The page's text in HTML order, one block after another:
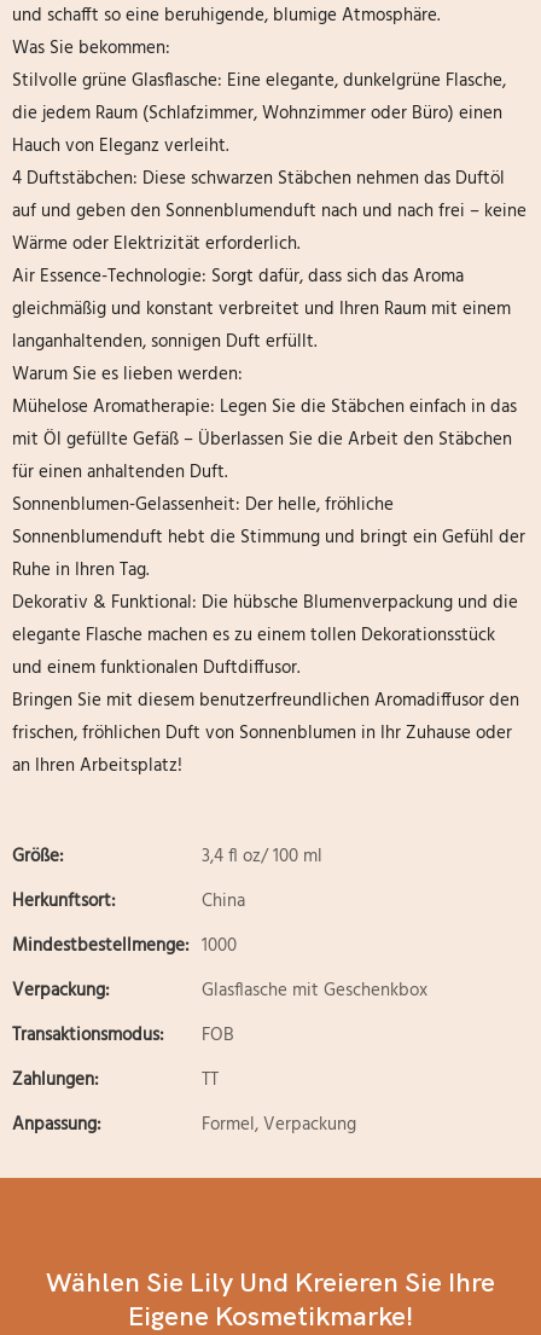
und schafft so eine beruhigende, blumige Atmosphäre.
Was Sie bekommen:
Stilvolle grüne Glasflasche: Eine elegante, dunkelgrüne Flasche,
die jedem Raum (Schlafzimmer, Wohnzimmer oder Büro) einen
Hauch von Eleganz verleiht.
4 Duftstäbchen: Diese schwarzen Stäbchen nehmen das Duftöl
auf und geben den Sonnenblumenduft nach und nach frei – keine
Wärme oder Elektrizität erforderlich.
Air Essence-Technologie: Sorgt dafür, dass sich das Aroma
gleichmäßig und konstant verbreitet und Ihren Raum mit einem
langanhaltenden, sonnigen Duft erfüllt.
Warum Sie es lieben werden:
Mühelose Aromatherapie: Legen Sie die Stäbchen einfach in das
mit Öl gefüllte Gefäß – Überlassen Sie die Arbeit den Stäbchen
für einen anhaltenden Duft.
Sonnenblumen-Gelassenheit: Der helle, fröhliche
Sonnenblumenduft hebt die Stimmung und bringt ein Gefühl der
Ruhe in Ihren Tag.
Dekorativ & Funktional: Die hübsche Blumenverpackung und die
elegante Flasche machen es zu einem tollen Dekorationsstück
und einem funktionalen Duftdiffusor.
Bringen Sie mit diesem benutzerfreundlichen Aromadiffusor den
frischen, fröhlichen Duft von Sonnenblumen in Ihr Zuhause oder
an Ihren Arbeitsplatz!
Größe:
3,4 fl oz/ 100 ml
Herkunftsort:
China
Mindestbestellmenge: 1000
Verpackung:
Glasflasche mit Geschenkbox
Transaktionsmodus:
FOB
Zahlungen:
TT
Anpassung:
Formel, Verpackung
Wählen Sie Lily Und Kreieren Sie Ihre
Eigene Kosmetikmarke!